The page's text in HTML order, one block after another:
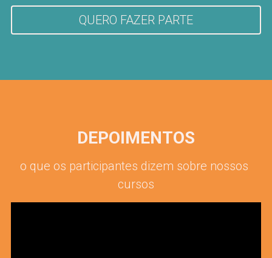
QUERO FAZER PARTE
DEPOIMENTOS
o que os participantes dizem sobre nossos
cursos